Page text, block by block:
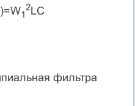
1
2LC
фильтра